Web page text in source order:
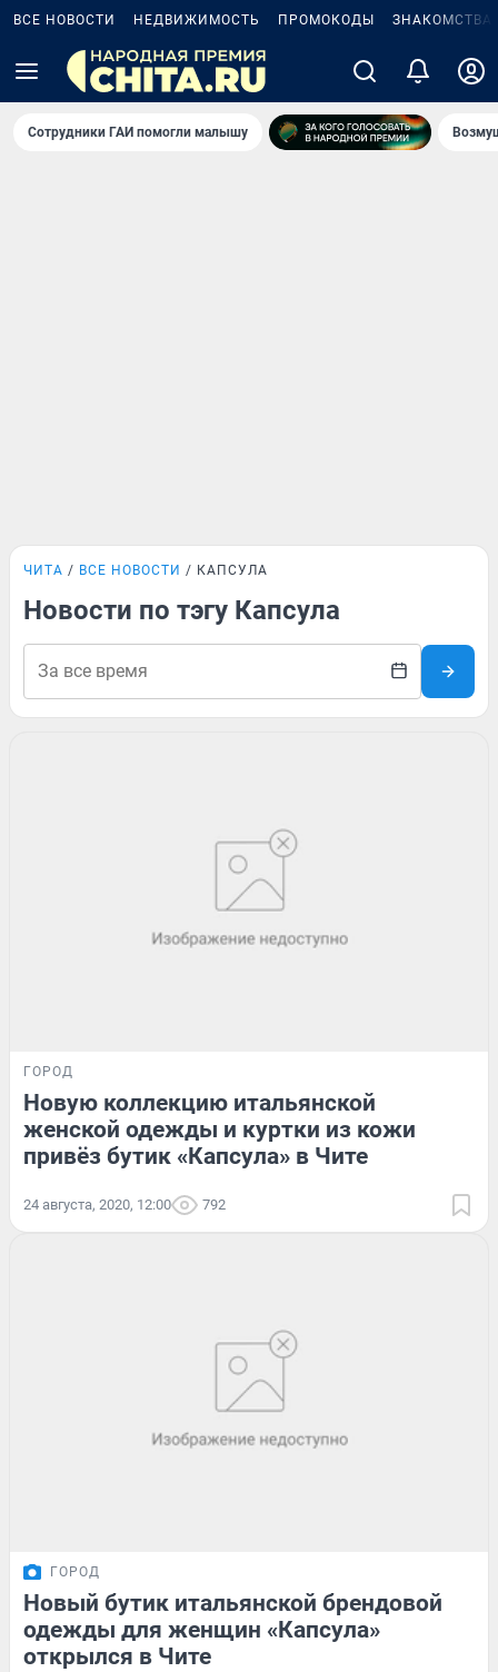
ВСЕ НОВОСТИ НЕДВИЖИМОСТЬ ПРОМОКОДЫ ЗНАКОМСТВА
Сотрудники ГАИ помогли малышу
ЧИТА ВСЕ НОВОСТИ КАПСУЛА
Новости по тэгу Капсула
ГОРОД
Новую коллекцию итальянской
женской одежды и куртки из кожи
привёз бутик «Капсула» в Чите
24 августа, 2020, 12:00 792
ГОРОД
Новый бутик итальянской брендовой
одежды для женщин «Капсула»
открылся в Чите